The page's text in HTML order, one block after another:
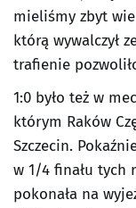
mieliśmy zbyt
którą wywalczył
trafienie
1:0 było też w
którym Raków
Szczecin.
w 1/4 finału tych
pokonała na